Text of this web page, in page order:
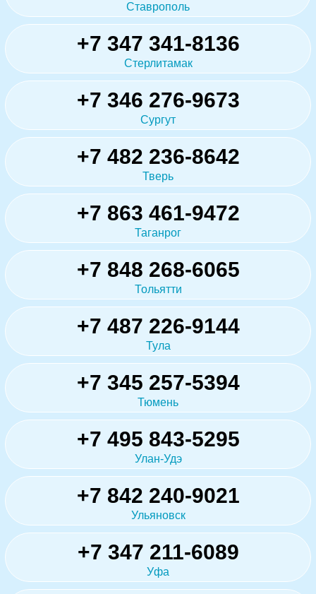
Ставрополь
+7 347 341-8136
Стерлитамак
+7 346 276-9673
Сургут
+7 482 236-8642
Тверь
+7 863 461-9472
Таганрог
+7 848 268-6065
Тольятти
+7 487 226-9144
Тула
+7 345 257-5394
Тюмень
+7 495 843-5295
Улан-Удэ
+7 842 240-9021
Ульяновск
+7 347 211-6089
Уфа